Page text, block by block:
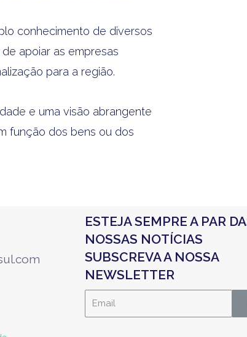
conhecimento de diversos
apoiar as empresas
para a região.
e uma visão abrangente
função dos bens ou dos
ESTEJA SEMPRE A PAR
NOSSAS NOTÍCIAS
SUBSCREVA A NOSSA
NEWSLETTER